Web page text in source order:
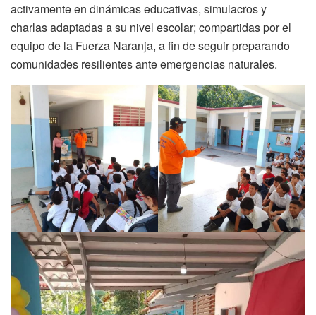
activamente en dinámicas educativas, simulacros y
charlas adaptadas a su nivel escolar; compartidas por el
equipo de la Fuerza Naranja, a fin de seguir preparando
comunidades resilientes ante emergencias naturales.